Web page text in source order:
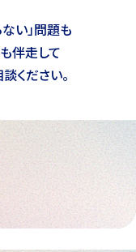
い」問題も
伴走して
ください。